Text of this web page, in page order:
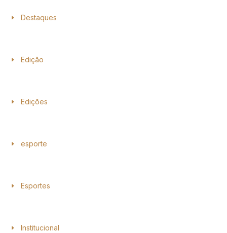
Destaques
Edição
Edições
esporte
Esportes
Institucional